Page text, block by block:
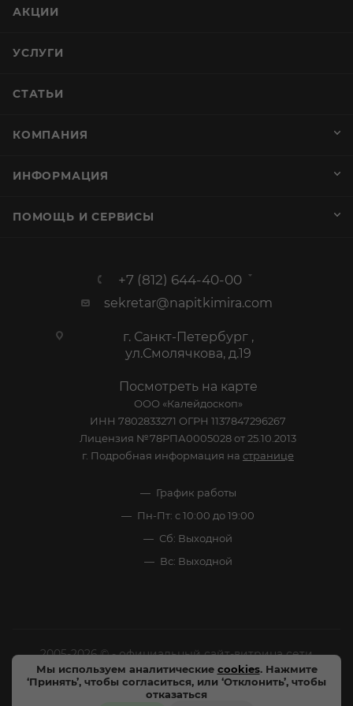
Мы используем аналитические cookies. Нажмите
‘Принять’, чтобы согласиться, или ‘Отклонить’, чтобы
отказаться
АКЦИИ
УСЛУГИ
СТАТЬИ
КОМПАНИЯ
ИНФОРМАЦИЯ
ПОМОЩЬ И СЕРВИСЫ
+7 (812) 644-40-00
sekretar@napitkimira.com
г. Санкт-Петербург ,
ул.Смолячкова, д.19
Посмотреть на карте
ООО «Калейдоскоп»
ИНН 7802833271 ОГРН 1137847296267
Лицензия №78РПА0005028 от 25.10.2013
г. Подробная информация на странице
График работы
Пн-Пт: с 10:00 до 19:00
Сб: Выходной
Вс: Выходной
2005-2026 © - официальный сайт-витрина сети
специализированных напитков "Калейдоскоп Напитков
Мира". Все права защищены.